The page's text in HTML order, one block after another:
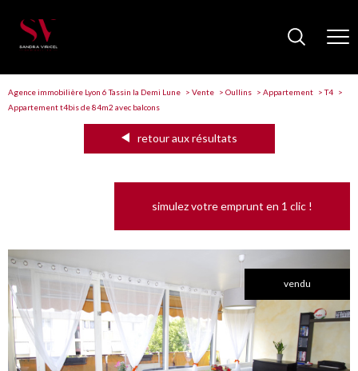
Agence immobilière Lyon 6 Tassin la Demi Lune Vente Oullins Appartement
T4
Appartement t4bis de 84m2 avec balcons
retour aux résultats
simulez votre emprunt en 1 clic !
vendu